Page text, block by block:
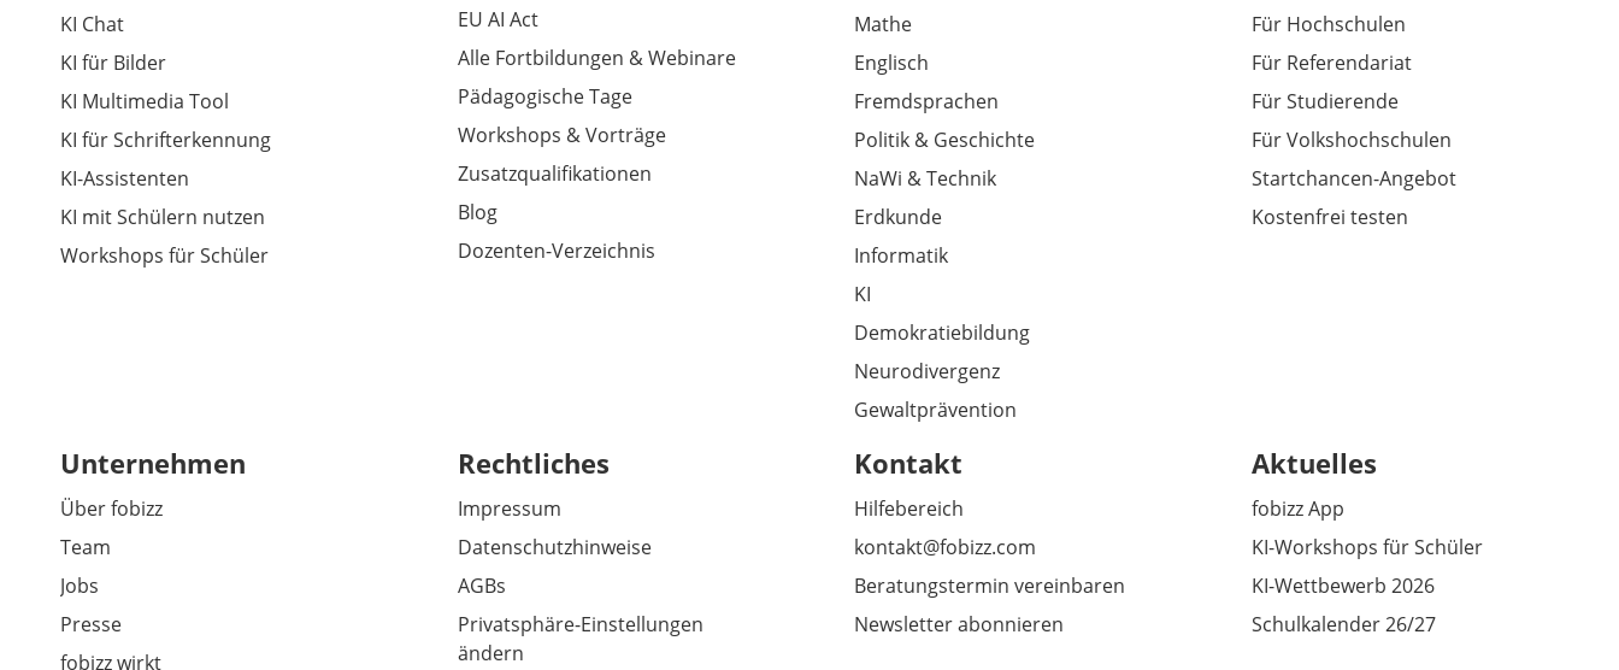
KI Chat
KI für Bilder
KI Multimedia Tool
KI für Schrifterkennung
KI-Assistenten
KI mit Schülern nutzen
Workshops für Schüler
EU AI Act
Alle Fortbildungen & Webinare
Pädagogische Tage
Workshops & Vorträge
Zusatzqualifikationen
Blog
Dozenten-Verzeichnis
Mathe
Englisch
Fremdsprachen
Politik & Geschichte
NaWi & Technik
Erdkunde
Informatik
KI
Demokratiebildung
Neurodivergenz
Gewaltprävention
Für Hochschulen
Für Referendariat
Für Studierende
Für Volkshochschulen
Startchancen-Angebot
Kostenfrei testen
Unternehmen
Über fobizz
Team
Jobs
Presse
fobizz wirkt
Rechtliches
Impressum
Datenschutzhinweise
AGBs
Privatsphäre-Einstellungen
ändern
Kontakt
Hilfebereich
kontakt@fobizz.com
Beratungstermin vereinbaren
Newsletter abonnieren
Aktuelles
fobizz App
KI-Workshops für Schüler
KI-Wettbewerb 2026
Schulkalender 26/27